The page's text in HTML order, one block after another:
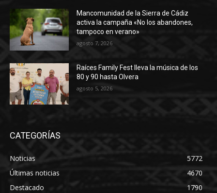
Mancomunidad de la Sierra de Cádiz
activa la campaña «No los abandones,
tampoco en verano»
agosto 7, 2026
Raíces Family Fest lleva la música de los
80 y 90 hasta Olvera
agosto 5, 2026
CATEGORÍAS
Noticias
5772
Últimas noticias
4670
Destacado
1790